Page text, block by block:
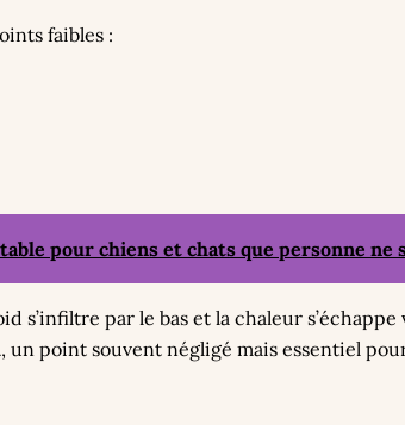
faibles :
pour chiens et chats que personne ne
s’infiltre par le bas et la chaleur s’échappe
, un point souvent négligé mais essentiel